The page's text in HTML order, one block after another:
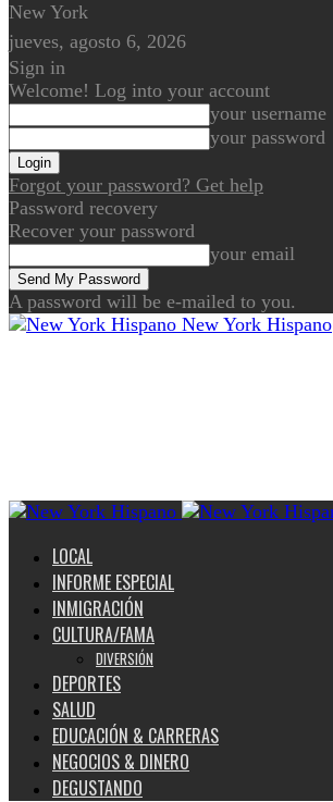
New York
jueves, agosto 6, 2026
Sign in
Welcome! Log into your account
your username
your password
Forgot your password? Get help
Password recovery
Recover your password
your email
A password will be e-mailed to you.
New York Hispano
LOCAL
INFORME ESPECIAL
INMIGRACIÓN
CULTURA/FAMA
DIVERSIÓN
DEPORTES
SALUD
EDUCACIÓN & CARRERAS
NEGOCIOS & DINERO
DEGUSTANDO